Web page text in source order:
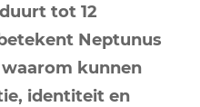
tot 12
Neptunus
kunnen
identiteit en